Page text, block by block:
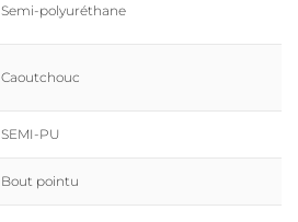
Semi-polyuréthane
Caoutchouc
SEMI-PU
Bout pointu